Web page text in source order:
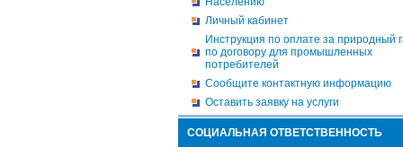
Личный кабинет
Инструкция по оплате за природный
по договору для промышленных
потребителей
Сообщите контактную информацию
Оставить заявку на услуги
СОЦИАЛЬНАЯ ОТВЕТСТВЕННОСТЬ